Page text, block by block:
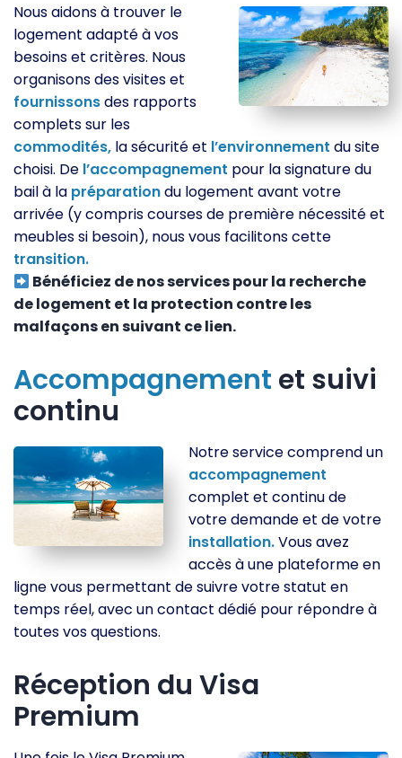
Nous aidons à trouver le
logement adapté à vos
besoins et critères. Nous
organisons des visites et
fournissonsdes rapports
complets sur les
commodités, la sécurité et l’environnement du site
choisi. De l’accompagnement pour la signature du
bail à la préparationdu logement avant votre
arrivée (y compris courses de première nécessité et
meubles si besoin), nous vous facilitons cette
transition.
Bénéficiez de nos services pour la recherche
de logement et la protection contre les
malfaçons en suivant ce lien.
Accompagnement et suivi
continu
Notre service comprend un
accompagnement
complet et continu de
votre demande et de votre
installation.Vous avez
accès à une plateforme en
ligne vous permettant de suivre votre statut en
temps réel, avec un contact dédié pour répondre à
toutes vos questions.
Réception du Visa
Premium